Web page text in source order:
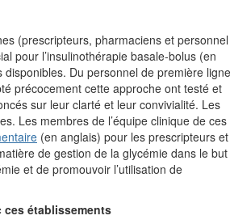
(prescripteurs, pharmaciens et personnel
pour l’insulinothérapie basale-bolus (en
Du personnel de première
précocement cette approche ont testé et
sur leur clarté et leur convivialité. Les
Les membres de l’équipe clinique de ces
(en anglais) pour les prescripteurs et
de gestion de la glycémie dans le
et de promouvoir l’utilisation de
ces établissements